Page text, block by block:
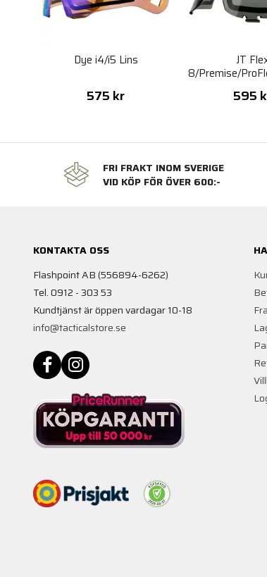
Dye i4/i5 Lins
575 kr
JT
8/Premise/
Thermal Lens
595
FRI FRAKT INOM SVERIGE
VID KÖP FÖR ÖVER 600:-
KONTAKTA OSS
Flashpoint AB (556894-6262)
Tel. 0912 - 303 53
Kundtjänst är öppen vardagar 10-18
info@tacticalstore.se